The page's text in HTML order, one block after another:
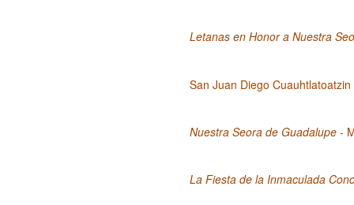
Letanas en Honor a Nuestra
San Juan Diego
Nuestra Seora de Guadalupe -
La Fiesta de la Inmaculada